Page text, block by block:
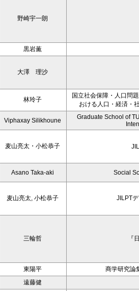
野崎宇一朗
黒岩薫
大澤 理沙
林玲子
国立社会保障・人口問
おける人口・経済・
Viphaxay Silikhoune
Graduate School of
麦山亮太・小松恭子
Asano Taka-aki Social
麦山亮太, 小松恭子 JILPT
三輪哲 『
東陽平 商学研究論
遠藤健